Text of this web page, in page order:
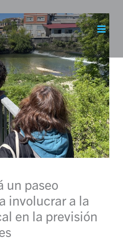
un paseo
involucrar a la
en la previsión